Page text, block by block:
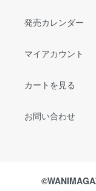
発売カレンダー
マイアカウント
カートを見る
お問い合わせ